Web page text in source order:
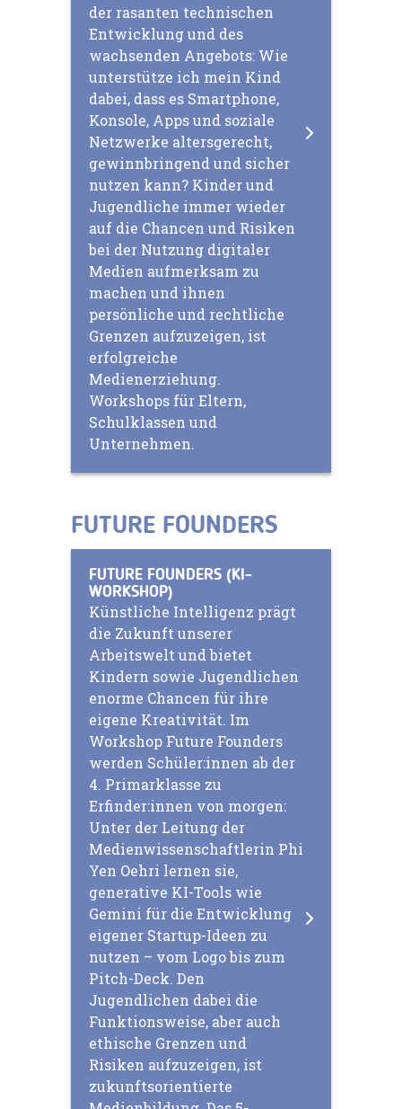
der rasanten technischen
Entwicklung und des
wachsenden Angebots: Wie
unterstütze ich mein Kind
dabei, dass es Smartphone,
Konsole, Apps und soziale
Netzwerke altersgerecht,
gewinnbringend und sicher
nutzen kann? Kinder und
Jugendliche immer wieder
auf die Chancen und Risiken
bei der Nutzung digitaler
Medien aufmerksam zu
machen und ihnen
persönliche und rechtliche
Grenzen aufzuzeigen, ist
erfolgreiche
Medienerziehung.
Workshops für Eltern,
Schulklassen und
Unternehmen.
FUTURE FOUNDERS
FUTURE FOUNDERS (KI-
WORKSHOP)
Künstliche Intelligenz prägt
die Zukunft unserer
Arbeitswelt und bietet
Kindern sowie Jugendlichen
enorme Chancen für ihre
eigene Kreativität. Im
Workshop Future Founders
werden Schüler:innen ab der
4. Primarklasse zu
Erfinder:innen von morgen:
Unter der Leitung der
Medienwissenschaftlerin Phi
Yen Oehri lernen sie,
generative KI-Tools wie
Gemini für die Entwicklung
eigener Startup-Ideen zu
nutzen – vom Logo bis zum
Pitch-Deck. Den
Jugendlichen dabei die
Funktionsweise, aber auch
ethische Grenzen und
Risiken aufzuzeigen, ist
zukunftsorientierte